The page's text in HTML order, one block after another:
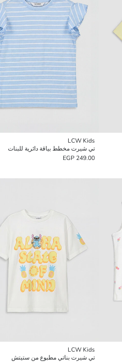
LCW Kids
تي شيرت مخطط بياقة دائرية للبنات
249.00 EGP
LCW Kids
تي شيرت بناتي مطبوع من ستيتش